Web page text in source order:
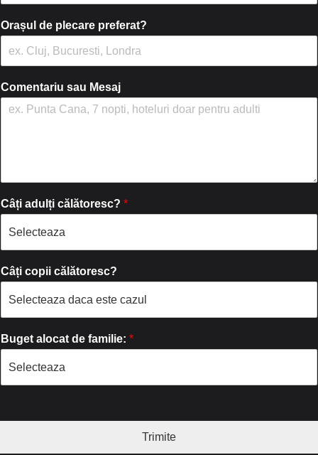
Orașul de plecare preferat?
Comentariu sau Mesaj
Câți adulți călătoresc? *
Câți copii călătoresc?
Buget alocat de familie: *
Trimite